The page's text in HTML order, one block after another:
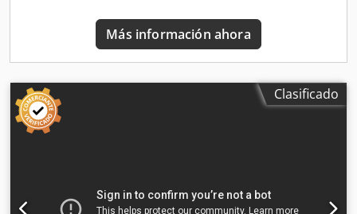
de trabajo disponible ✔ Garantía de devolución del dinero
✔ Opciones de pago seguras y flexibles 🔄 ¿Está
y operadores de equipos, accesibles fácilmente en nuestra
plataforma.
Más información ahora
Clasificado